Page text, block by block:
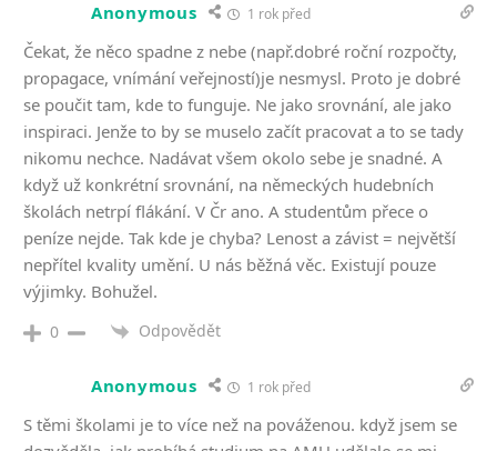
Anonymous 1 rok před
Čekat, že něco spadne z nebe (např.dobré roční rozpočty,
propagace, vnímání veřejností)je nesmysl. Proto je dobré
se poučit tam, kde to funguje. Ne jako srovnání, ale jako
inspiraci. Jenže to by se muselo začít pracovat a to se tady
nikomu nechce. Nadávat všem okolo sebe je snadné. A
když už konkrétní srovnání, na německých hudebních
školách netrpí flákání. V Čr ano. A studentům přece o
peníze nejde. Tak kde je chyba? Lenost a závist = největší
nepřítel kvality umění. U nás běžná věc. Existují pouze
výjimky. Bohužel.
0 Odpovědět
Anonymous 1 rok před
S těmi školami je to více než na pováženou. když jsem se